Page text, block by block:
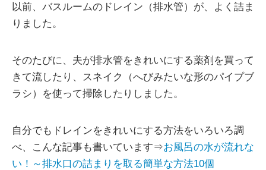
以前、バスルームのドレイン（排水管）が、よく詰ま
りました。
そのたびに、夫が排水管をきれいにする薬剤を買って
きて流したり、スネイク（へびみたいな形のパイプブ
ラシ）を使って掃除したりしました。
自分でもドレインをきれいにする方法をいろいろ調
べ、こんな記事も書いています⇒お風呂の水が流れな
い！～排水口の詰まりを取る簡単な方法10個